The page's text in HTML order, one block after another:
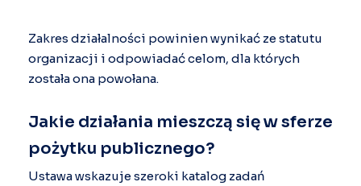
Zakres działalności powinien wynikać ze statutu
organizacji i odpowiadać celom, dla których
została ona powołana.
Jakie działania mieszczą się w sferze
pożytku publicznego?
Ustawa wskazuje szeroki katalog zadań